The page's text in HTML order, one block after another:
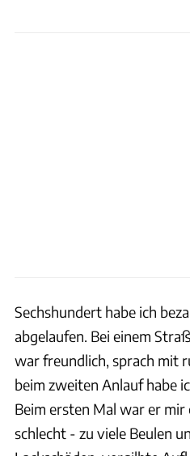
Sechshundert habe ich
abgelaufen. Bei einem
war freundlich, sprach mit
beim zweiten Anlauf habe
Beim ersten Mal war er mir
schlecht - zu viele Beulen